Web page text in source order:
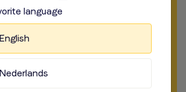
Begin met briefen
language
English
Nederlands